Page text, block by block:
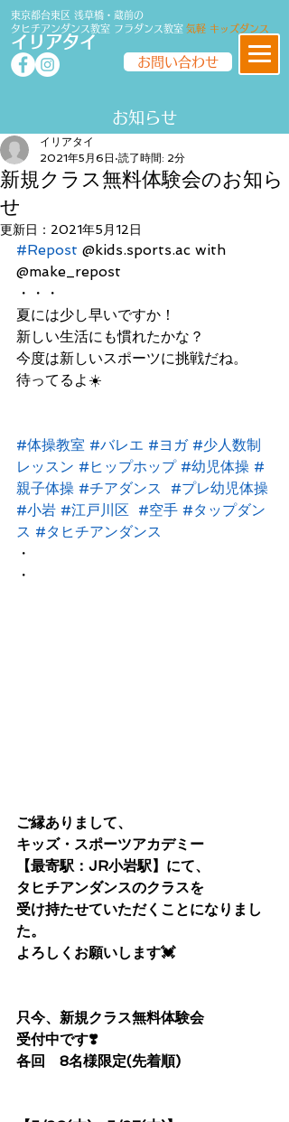
東京都台東区 浅草橋・蔵前の
タヒチアンダンス教室 フラダンス教室 気軽 キッズダンス
イリアタイ
お問い合わせ
​​お知らせ
新規クラス無料体験会のお知ら
せ
イリアタイ
2021年5月6日 読了時間: 2分
更新日： 2021年5月12日
#Repost @kids.sports.ac with
@make_repost
・・・
夏には少し早いですか！
新しい生活にも慣れたかな？
今度は新しいスポーツに挑戦だね。
待ってるよ☀️
#体操教室 #バレエ #ヨガ #少人数制
レッスン #ヒップホップ #幼児体操 #
親子体操 #チアダンス
#プレ幼児体操
#小岩 #江戸川区 #空手 #タップダン
ス #タヒチアンダンス
・
・
ご縁ありまして、
キッズ・スポーツアカデミー
【最寄駅：JR小岩駅】にて、
タヒチアンダンスのクラスを
受け持たせていただくことになりまし
た。
よろしくお願いします💓
只今、新規クラス無料体験会
受付中です❣️
各回　8名様限定(先着順)